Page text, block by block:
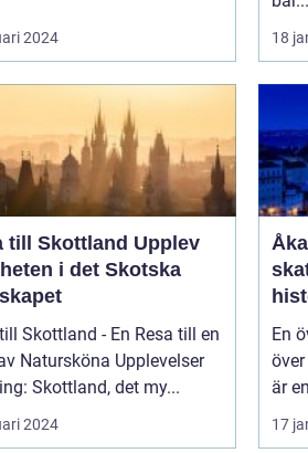
2024 18
Skottland Upplev
i det Skotska
Skottland - En Resa till en
Natursköna Upplevelser
Skottland, det my...
2024
En
över
är
17